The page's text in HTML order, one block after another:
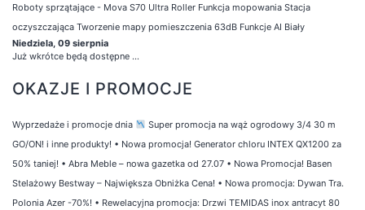
Roboty sprzątające - Mova S70 Ultra Roller Funkcja mopowania Stacja
oczyszczająca Tworzenie mapy pomieszczenia 63dB Funkcje AI Biały
Niedziela, 09 sierpnia
Już wkrótce będą dostępne ...
OKAZJE I PROMOCJE
Wyprzedaże i promocje dnia
Super promocja na wąż ogrodowy 3/4 30 m
GO/ON! i inne produkty! • Nowa promocja! Generator chloru INTEX QX1200 za
50% taniej! • Abra Meble – nowa gazetka od 27.07 • Nowa Promocja! Basen
Stelażowy Bestway – Największa Obniżka Cena! • Nowa promocja: Dywan Tra.
Polonia Azer -70%! • Rewelacyjna promocja: Drzwi TEMIDAS inox antracyt 80